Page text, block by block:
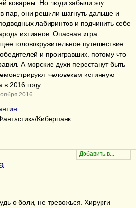
коварны. Но люди забыли эту
пар, они решили шагнуть дальше и
лабиринтов и подчинить себе
ихтианов. Опасная игра
головокружительное путешествие.
и проигравших, потому что
А морские духи перестанут быть
человекам истинную
2016 году
2016
Киберпанк
о боли, не тревожься. Хирурги